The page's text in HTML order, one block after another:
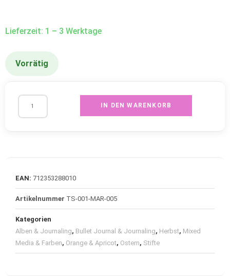
Lieferzeit: 1 – 3 Werktage
Vorrätig
IN DEN WARENKORB
EAN: 712353288010
Artikelnummer TS-001-MAR-005
Kategorien
Alben & Journaling, Bullet Journal & Journaling, Herbst, Mixed
Media & Farben, Orange & Apricot, Ostern, Stifte